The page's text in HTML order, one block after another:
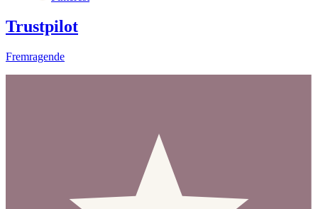
Trustpilot
Fremragende